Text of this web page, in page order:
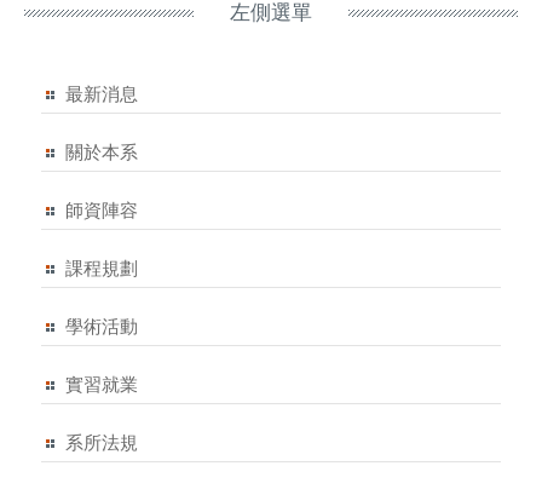
左側選單
最新消息
關於本系
師資陣容
課程規劃
學術活動
實習就業
系所法規